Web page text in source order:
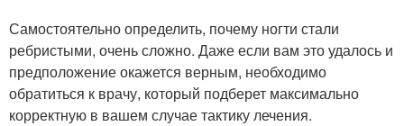
Самостоятельно определить, почему ногти стали
ребристыми, очень сложно. Даже если вам это удалось и
предположение окажется верным, необходимо
обратиться к врачу, который подберет максимально
корректную в вашем случае тактику лечения.